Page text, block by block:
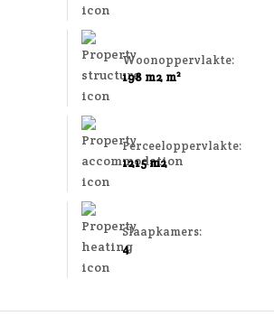
Woonoppervlakte:
198 m2 m²
Perceeloppervlakte:
1215 m2
Slaapkamers:
4